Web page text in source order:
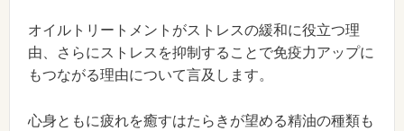
オイルトリートメントがストレスの緩和に役立つ理
由、さらにストレスを抑制することで免疫力アップに
もつながる理由について言及します。
心身ともに疲れを癒すはたらきが望める精油の種類も